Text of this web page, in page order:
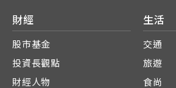
財經
股市基金
投資長觀點
財經人物
生活
交通
旅遊
食尚